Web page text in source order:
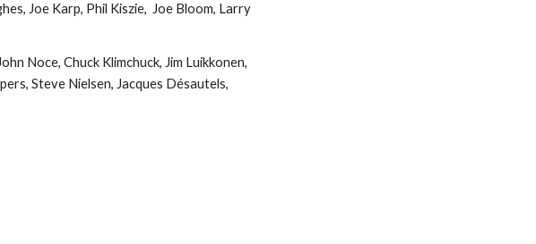
Joe Karp, Phil Kiszie,  Joe Bloom, Larry
Noce, Chuck Klimchuck, Jim Luikkonen,
Steve Nielsen, Jacques Désautels,